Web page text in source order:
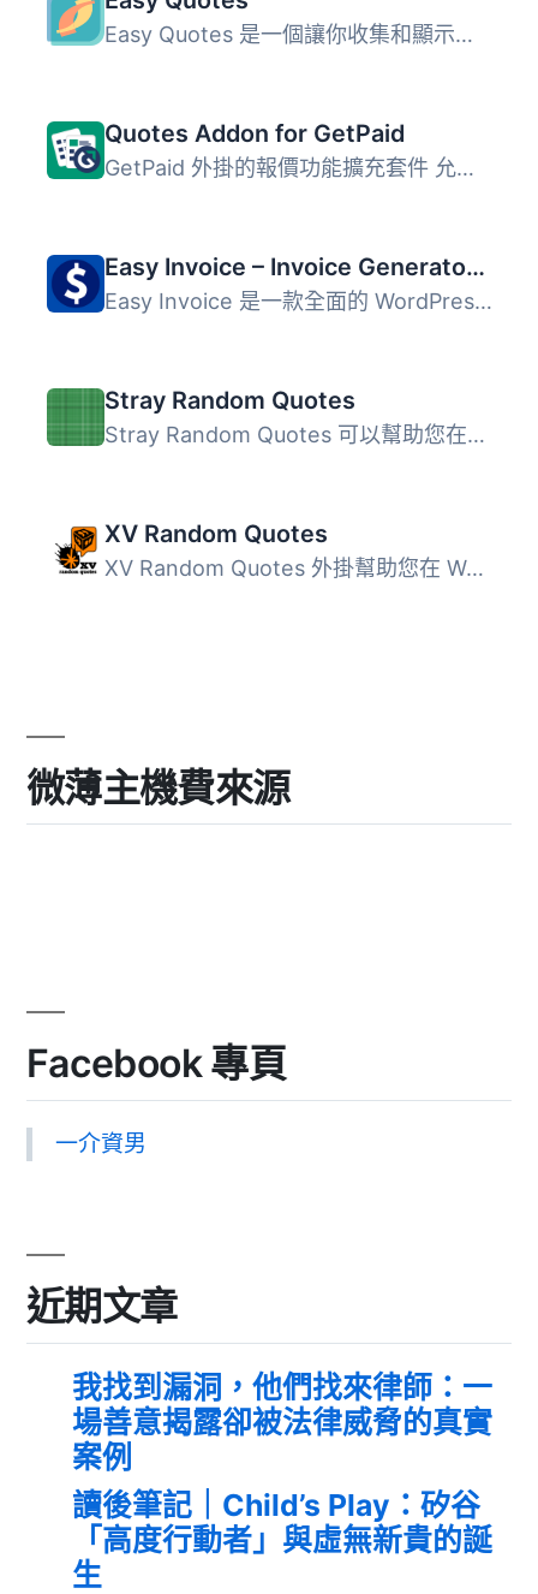
Easy Quotes 是一個讓你收集和顯示你喜愛的報價 / 評論 / 推...
Quotes Addon for GetPaid
GetPaid 外掛的報價功能擴充套件 允許您建立報價單，將其發送...
Easy Invoice – Invoice Generator, PDF Quotes & Payments
Easy Invoice 是一款全面的 WordPress 發票外掛，專為自由工...
Stray Random Quotes
Stray Random Quotes 可以幫助您在部落格的各個地方收集和展...
XV Random Quotes
XV Random Quotes 外掛幫助您在 WordPress 網站上收集並顯示...
微薄主機費來源
Facebook 專頁
一介資男
近期文章
我找到漏洞，他們找來律師：一
場善意揭露卻被法律威脅的真實
案例
讀後筆記｜Child’s Play：矽谷
「高度行動者」與虛無新貴的誕
生